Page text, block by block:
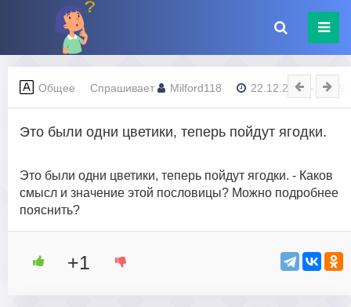
Общее Спрашивает Milford118 22.12.2023 - 23:19
Это были одни цветики, теперь пойдут ягодки.
Это были одни цветики, теперь пойдут ягодки. - Каков
смысл и значение этой пословицы? Можно подробнее
пояснить?
+1